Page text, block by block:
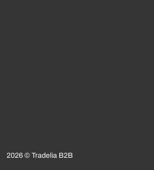
2026 © Tradelia B2B